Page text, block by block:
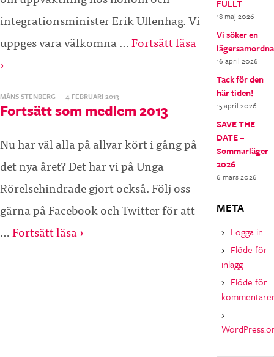
integrationsminister Erik Ullenhag. Vi
uppges vara välkomna …Fortsätt läsa
›
MÅNS STENBERG | 4 FEBRUARI 2013
Fortsätt som medlem 2013
Nu har väl alla på allvar kört i gång på
det nya året? Det har vi på Unga
Rörelsehindrade gjort också. Följ oss
gärna på Facebook och Twitter för att
…Fortsätt läsa ›
FULLT
18 maj 2026
Vi söker en
16 april 2026
Tack för den
här tiden!
15 april 2026
SAVE THE
DATE –
Sommarläger
2026
6 mars 2026
META
Logga in
Flöde för
inlägg
Flöde för